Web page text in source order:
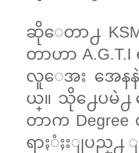
ဆိုေတာ႕
တာဟာ
လူေအး အေန
ယ္။ သို႕ေပမဲ႕
တာက
ရာႏံႈးျပည္႕